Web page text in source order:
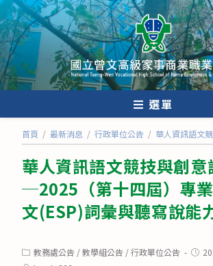
跳
轉
至
主
要
內
選單
首頁 / 最新消息 / 行政單位公告 / 華人資訊語文
華人資訊語文競技與創意
─2025（第十四屆）專業
文(ESP)詞彙與聽寫說能
Post
category:
教務處公告 /教學組公告 /行政單位公告
Post